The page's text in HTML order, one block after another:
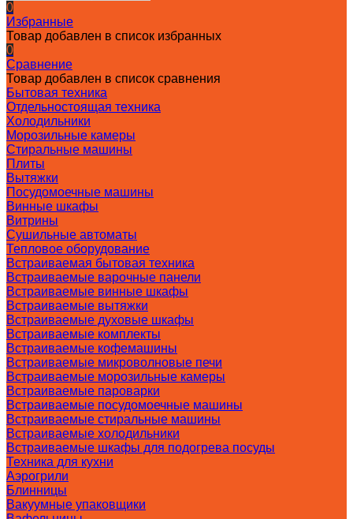
0
Избранные
Товар добавлен в список избранных
0
Сравнение
Товар добавлен в список сравнения
Бытовая техника
Отдельностоящая техника
Холодильники
Морозильные камеры
Стиральные машины
Плиты
Вытяжки
Посудомоечные машины
Винные шкафы
Витрины
Сушильные автоматы
Тепловое оборудование
Встраиваемая бытовая техника
Встраиваемые варочные панели
Встраиваемые винные шкафы
Встраиваемые вытяжки
Встраиваемые духовые шкафы
Встраиваемые комплекты
Встраиваемые кофемашины
Встраиваемые микроволновые печи
Встраиваемые морозильные камеры
Встраиваемые пароварки
Встраиваемые посудомоечные машины
Встраиваемые стиральные машины
Встраиваемые холодильники
Встраиваемые шкафы для подогрева посуды
Техника для кухни
Аэрогрили
Блинницы
Вакуумные упаковщики